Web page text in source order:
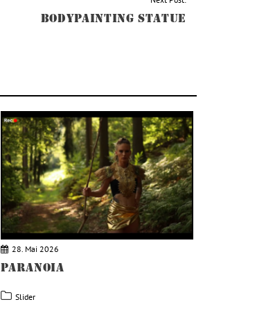
BODYPAINTING STATUE
28. Mai 2026
PARANOIA
Slider